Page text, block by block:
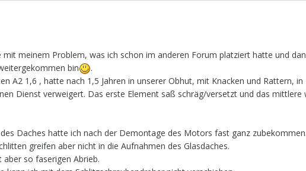
mit meinem Problem, was ich schon im anderen Forum platziert hatte und
bin
.
A2 1,6 , hatte nach 1,5 Jahren in unserer Obhut, mit Knacken und Rattern, in
Dienst verweigert. Das erste Element saß schräg/versetzt und das mittlere
Daches hatte ich nach der Demontage des Motors fast ganz
greifen aber nicht in die Aufnahmen des Glasdaches.
so faserigen Abrieb.